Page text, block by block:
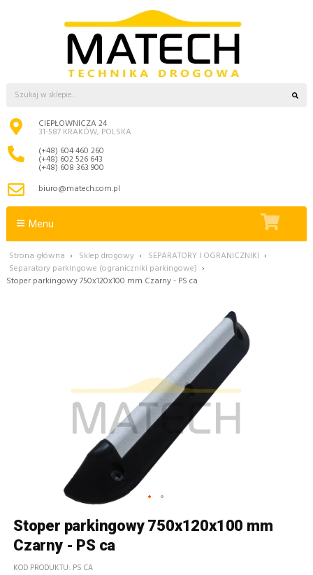
CIEPŁOWNICZA 24
31-587 KRAKÓW, POLSKA
(+48) 604 460 260
(+48) 602 526 643
(+48) 608 363 900
biuro@matech.com.pl
Menu
Strona główna › Sklep drogowy › SEPARATORY I OGRANICZNIKI ›
Separatory parkingowe (ograniczniki parkingowe) ›
Stoper parkingowy 750x120x100 mm Czarny - PS ca
Stoper parkingowy 750x120x100 mm
Czarny - PS ca
KOD PRODUKTU PS CA